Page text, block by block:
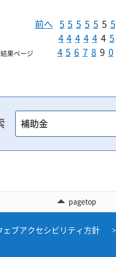
果ページ
前へ 5
4
4
5
4
5
5
4
6
5
4
7
5
4
8
5
4
9
5
5
0
pagetop
ェブアクセシビリティ方針